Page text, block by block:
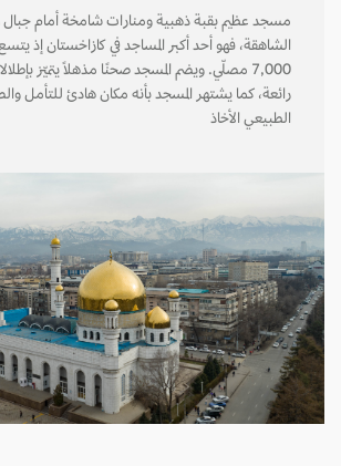
مسجد عظيم بقبة ذهبية ومنارات شامخة أمام جبال
الشاهقة، فهو أحد أكبر المساجد في كازاخستان إذ يتسع
7,000 مصلّي. ويضم المسجد صحنًا مذهلًا يتميّز
رائعة، كما يشتهر المسجد بأنه مكان هادئ للتأمل
الطبيعي الأخاذ